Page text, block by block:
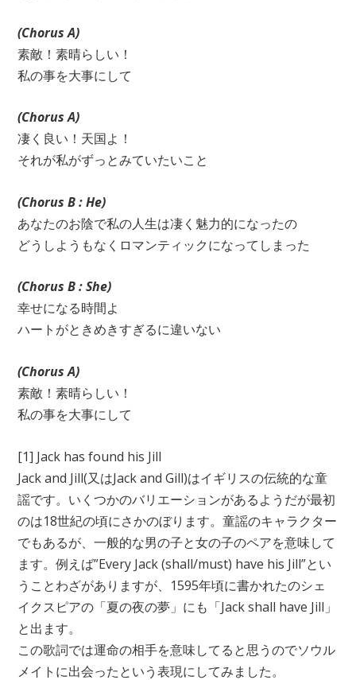
(Chorus A)
素敵！素晴らしい！
私の事を大事にして
(Chorus A)
凄く良い！天国よ！
それが私がずっとみていたいこと
(Chorus B : He)
あなたのお陰で私の人生は凄く魅力的になったの
どうしようもなくロマンティックになってしまった
(Chorus B : She)
幸せになる時間よ
ハートがときめきすぎるに違いない
(Chorus A)
素敵！素晴らしい！
私の事を大事にして
[1] Jack has found his Jill
Jack and Jill(又はJack and Gill)はイギリスの伝統的な童
謡です。いくつかのバリエーションがあるようだが最初
のは18世紀の頃にさかのぼります。童謡のキャラクター
でもあるが、一般的な男の子と女の子のペアを意味して
ます。例えば”Every Jack (shall/must) have his Jill”とい
うことわざがありますが、1595年頃に書かれたのシェ
イクスピアの「夏の夜の夢」にも「Jack shall have Jill」
と出ます。
この歌詞では運命の相手を意味してると思うのでソウル
メイトに出会ったという表現にしてみました。